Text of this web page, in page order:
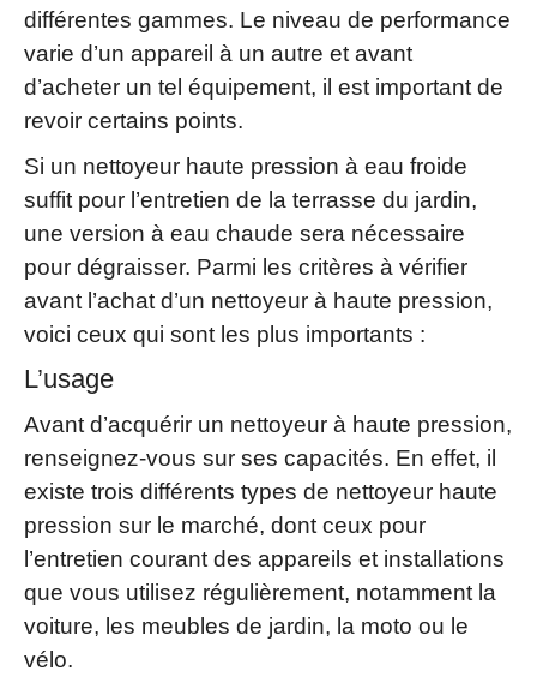
différentes gammes. Le niveau de performance
varie d’un appareil à un autre et avant
d’acheter un tel équipement, il est important de
revoir certains points.
Si un nettoyeur haute pression à eau froide
suffit pour l’entretien de la terrasse du jardin,
une version à eau chaude sera nécessaire
pour dégraisser. Parmi les critères à vérifier
avant l’achat d’un nettoyeur à haute pression,
voici ceux qui sont les plus importants :
L’usage
Avant d’acquérir un nettoyeur à haute pression,
renseignez-vous sur ses capacités. En effet, il
existe trois différents types de nettoyeur haute
pression sur le marché, dont ceux pour
l’entretien courant des appareils et installations
que vous utilisez régulièrement, notamment la
voiture, les meubles de jardin, la moto ou le
vélo.